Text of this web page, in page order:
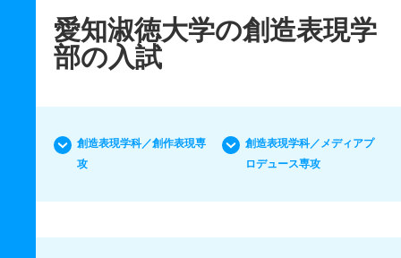
愛知淑徳大学の創造表現学
部の入試
創造表現学科／創作表現専
攻
創造表現学科／メディアプ
ロデュース専攻